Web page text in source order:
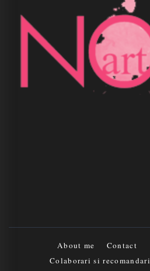
About me
Contact
Colaborari si recomandari